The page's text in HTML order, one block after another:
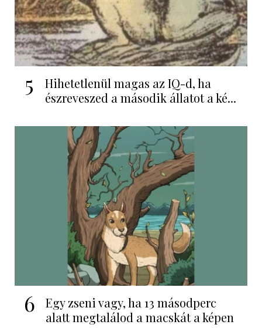
5
Hihetetlenül magas az IQ-d, ha
észreveszed a második állatot a ké...
6
Egy zseni vagy, ha 13 másodperc
alatt megtalálod a macskát a képen